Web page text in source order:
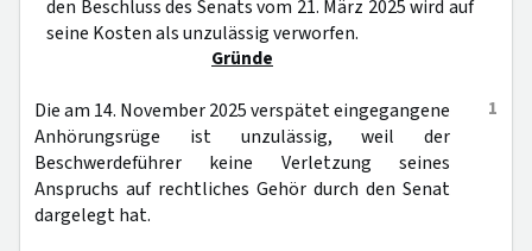
den Beschluss des Senats vom 21. März 2025 wird auf
seine Kosten als unzulässig verworfen.
Gründe
1
Die am 14. November 2025 verspätet eingegangene
Anhörungsrüge ist unzulässig, weil der
Beschwerdeführer keine Verletzung seines
Anspruchs auf rechtliches Gehör durch den Senat
dargelegt hat.